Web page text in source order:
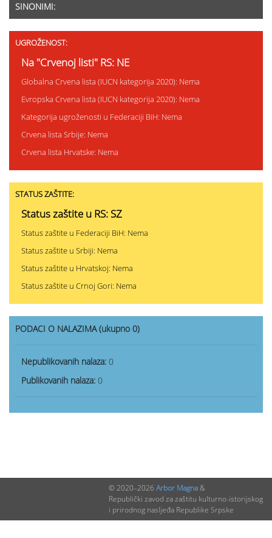
SINONIMI:
UGROŽENOST:
Na "Crvenoj listi" RS: NE
Globalna Crvena lista (IUCN kategorija 2020): Nema
Evropska Crvena lista (IUCN kategorija 2020): Nema
Kategorija ugroženosti u Federaciji BiH: Nema
Crvena lista Srbije: Nema
Crvena lista Hrvatske: Nema
STATUS ZAŠTITE:
Status zaštite u RS: SZ
Status zaštite u Federaciji BiH: Nema
Status zaštite u Srbiji: Nema
Status zaštite u Hrvatskoj: Nema
Status zaštite u Crnoj Gori: Nema
PODACI O NALAZIMA (ukupno 0)
Nepublikovanih nalaza: 0
Publikovanih nalaza: 0
© 2020–2026 Arbor Magna&
Republički zavod za zaštitu kulturno-istorijskog
i prirodnog nasljeđa Republike Srpske